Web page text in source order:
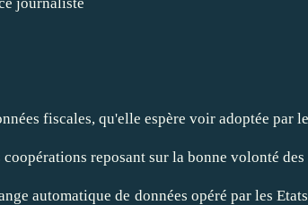
fiscales, qu'elle espère voir adoptée par
reposant sur la bonne volonté
automatique de données opéré par les